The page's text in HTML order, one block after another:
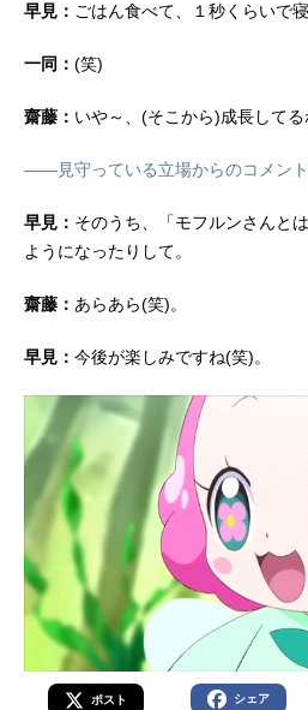
早見： ごはん食べて、１秒くらいで
一同： (笑)
齋藤： いや～、(そこから)成長してる
――見守っている立場からのコメント
早見： そのうち、「モフルンさんと
ようになったりして。
齋藤： あらあら(笑)。
早見： 今後が楽しみですね(笑)。
ポスト シェア